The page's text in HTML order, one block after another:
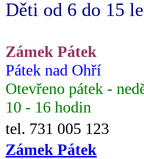
Děti od 6 do 15
Zámek Pátek
Pátek nad Ohří
Otevřeno pátek -
10 - 16 hodin
tel. 731 005 123
Zámek Pátek